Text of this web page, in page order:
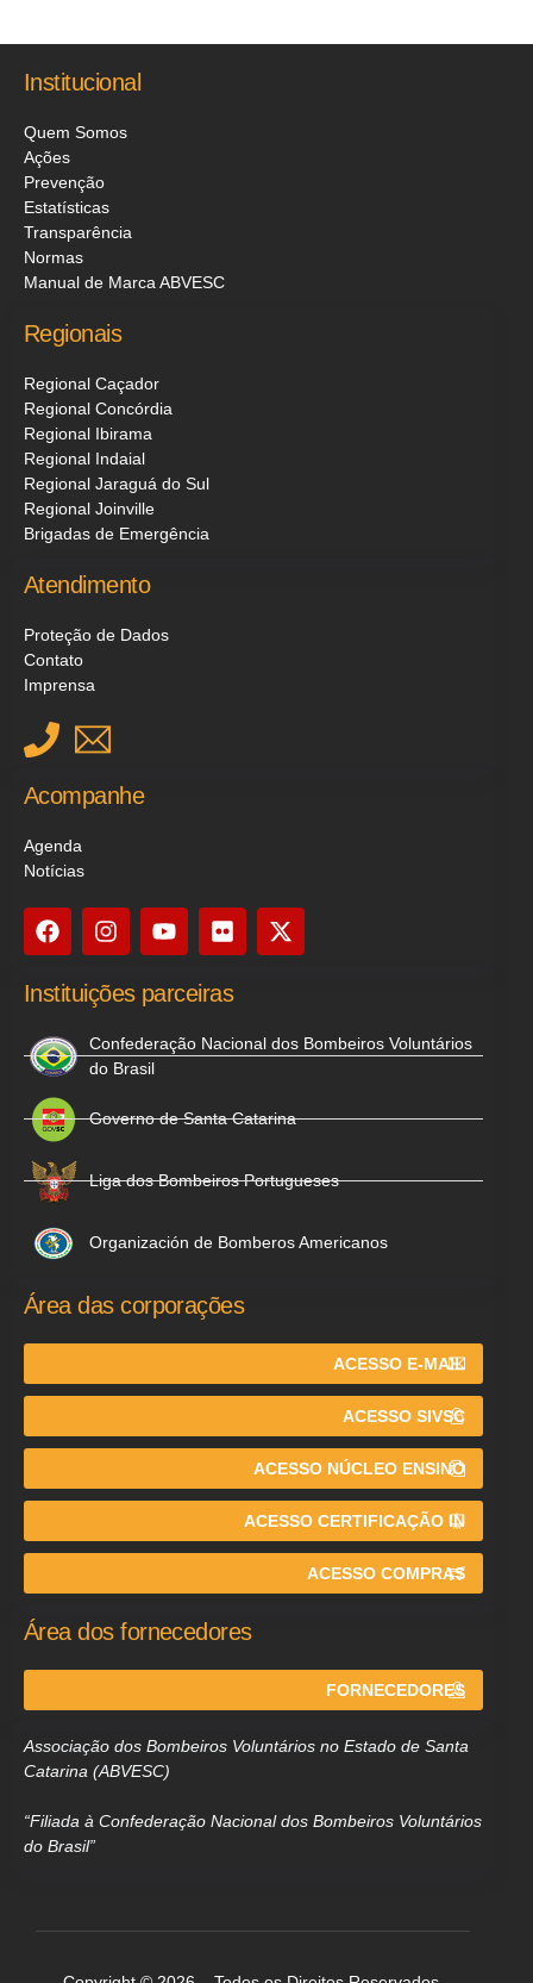
Institucional
Quem Somos
Ações
Prevenção
Estatísticas
Transparência
Normas
Manual de Marca ABVESC
Regionais
Regional Caçador
Regional Concórdia
Regional Ibirama
Regional Indaial
Regional Jaraguá do Sul
Regional Joinville
Brigadas de Emergência
Atendimento
Proteção de Dados
Contato
Imprensa
Acompanhe
Agenda
Notícias
Instituições parceiras
Confederação Nacional dos Bombeiros Voluntários
do Brasil
Governo de Santa Catarina
Liga dos Bombeiros Portugueses
Organización de Bomberos Americanos
Área das corporações
ACESSO E-MAIL
ACESSO SIVSC
ACESSO NÚCLEO ENSINO
ACESSO CERTIFICAÇÃO IN
ACESSO COMPRAS
Área dos fornecedores
FORNECEDORES
Associação dos Bombeiros Voluntários no Estado de Santa
Catarina (ABVESC)
“Filiada à Confederação Nacional dos Bombeiros Voluntários
do Brasil”